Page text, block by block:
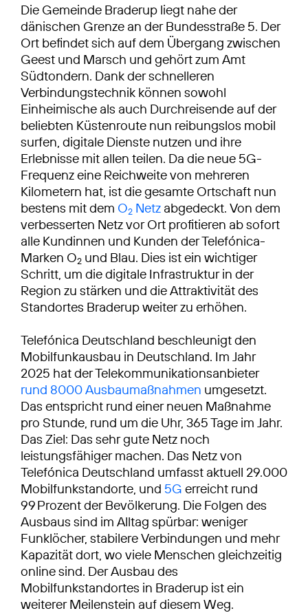
Die Gemeinde Braderup liegt nahe der
dänischen Grenze an der Bundesstraße 5. Der
Ort befindet sich auf dem Übergang zwischen
Geest und Marsch und gehört zum Amt
Südtondern. Dank der schnelleren
Verbindungstechnik können sowohl
Einheimische als auch Durchreisende auf der
beliebten Küstenroute nun reibungslos mobil
surfen, digitale Dienste nutzen und ihre
Erlebnisse mit allen teilen. Da die neue 5G-
Frequenz eine Reichweite von mehreren
Kilometern hat, ist die gesamte Ortschaft nun
bestens mit dem O2 Netz abgedeckt. Von dem
verbesserten Netz vor Ort profitieren ab sofort
alle Kundinnen und Kunden der Telefónica-
Marken O2 und Blau. Dies ist ein wichtiger
Schritt, um die digitale Infrastruktur in der
Region zu stärken und die Attraktivität des
Standortes Braderup weiter zu erhöhen.
Telefónica Deutschland beschleunigt den
Mobilfunkausbau in Deutschland. Im Jahr
2025 hat der Telekommunikationsanbieter
rund 8000 Ausbaumaßnahmen umgesetzt.
Das entspricht rund einer neuen Maßnahme
pro Stunde, rund um die Uhr, 365 Tage im Jahr.
Das Ziel: Das sehr gute Netz noch
leistungsfähiger machen. Das Netz von
Telefónica Deutschland umfasst aktuell 29.000
Mobilfunkstandorte, und 5G erreicht rund
99 Prozent der Bevölkerung. Die Folgen des
Ausbaus sind im Alltag spürbar: weniger
Funklöcher, stabilere Verbindungen und mehr
Kapazität dort, wo viele Menschen gleichzeitig
online sind. Der Ausbau des
Mobilfunkstandortes in Braderup ist ein
weiterer Meilenstein auf diesem Weg.